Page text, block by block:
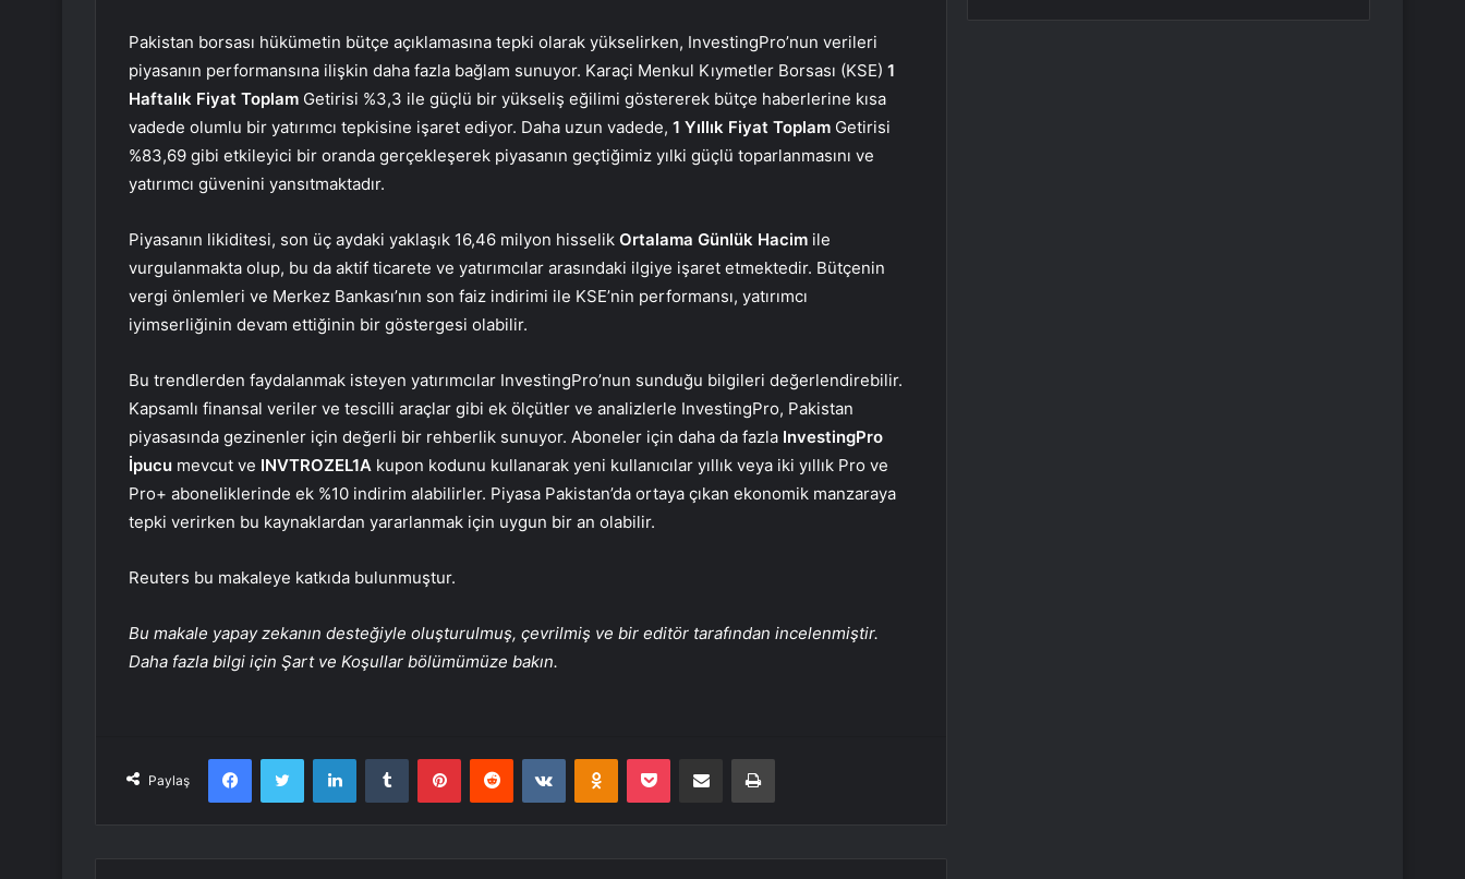
Pakistan borsası hükümetin bütçe açıklamasına tepki olarak yükselirken, InvestingPro’nun verileri
piyasanın performansına ilişkin daha fazla bağlam sunuyor. Karaçi Menkul Kıymetler Borsası (KSE) 1
Haftalık Fiyat Toplam Getirisi %3,3 ile güçlü bir yükseliş eğilimi göstererek bütçe haberlerine kısa
vadede olumlu bir yatırımcı tepkisine işaret ediyor. Daha uzun vadede, 1 Yıllık Fiyat Toplam Getirisi
%83,69 gibi etkileyici bir oranda gerçekleşerek piyasanın geçtiğimiz yılki güçlü toparlanmasını ve
yatırımcı güvenini yansıtmaktadır.
Piyasanın likiditesi, son üç aydaki yaklaşık 16,46 milyon hisselik Ortalama Günlük Hacim ile
vurgulanmakta olup, bu da aktif ticarete ve yatırımcılar arasındaki ilgiye işaret etmektedir. Bütçenin
vergi önlemleri ve Merkez Bankası’nın son faiz indirimi ile KSE’nin performansı, yatırımcı
iyimserliğinin devam ettiğinin bir göstergesi olabilir.
Bu trendlerden faydalanmak isteyen yatırımcılar InvestingPro’nun sunduğu bilgileri değerlendirebilir.
Kapsamlı finansal veriler ve tescilli araçlar gibi ek ölçütler ve analizlerle InvestingPro, Pakistan
piyasasında gezinenler için değerli bir rehberlik sunuyor. Aboneler için daha da fazla InvestingPro
İpucu mevcut ve INVTROZEL1A kupon kodunu kullanarak yeni kullanıcılar yıllık veya iki yıllık Pro ve
Pro+ aboneliklerinde ek %10 indirim alabilirler. Piyasa Pakistan’da ortaya çıkan ekonomik manzaraya
tepki verirken bu kaynaklardan yararlanmak için uygun bir an olabilir.
Reuters bu makaleye katkıda bulunmuştur.
Bu makale yapay zekanın desteğiyle oluşturulmuş, çevrilmiş ve bir editör tarafından incelenmiştir.
Daha fazla bilgi için Şart ve Koşullar bölümümüze bakın.
Paylaş
FacebookTwitter LinkedInTumblr PinterestReddit VKontakteOdnoklassniki
Pocket E-Posta ile paylaş Yazdır